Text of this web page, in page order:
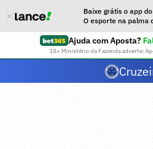
Baixe grátis o app
O esporte na palma
Ajuda com Aposta?
18+ Ministério da Fazenda adverte: